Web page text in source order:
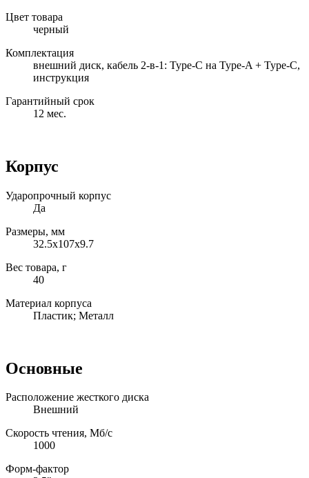
Цвет товара
черный
Комплектация
внешний диск, кабель 2-в-1: Type-C на Type-A + Type-C,
инструкция
Гарантийный срок
12 мес.
Корпус
Ударопрочный корпус
Да
Размеры, мм
32.5х107х9.7
Вес товара, г
40
Материал корпуса
Пластик; Металл
Основные
Расположение жесткого диска
Внешний
Скорость чтения, Мб/с
1000
Форм-фактор